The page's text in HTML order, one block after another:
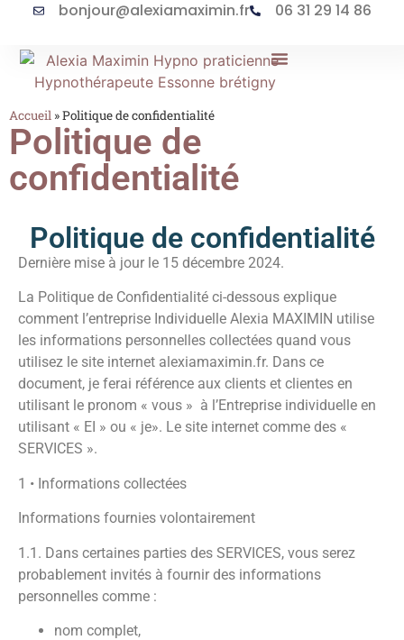
bonjour@alexiamaximin.fr 06 31 29 14 86
Accueil »Politique de confidentialité
Politique de
confidentialité
Politique de confidentialité
Dernière mise à jour le 15 décembre 2024.
La Politique de Confidentialité ci-dessous explique
comment l’entreprise Individuelle Alexia MAXIMIN utilise
les informations personnelles collectées quand vous
utilisez le site internet alexiamaximin.fr. Dans ce
document, je ferai référence aux clients et clientes en
utilisant le pronom « vous » à l’Entreprise individuelle en
utilisant « EI » ou « je». Le site internet comme des «
SERVICES ».
1 • Informations collectées
Informations fournies volontairement
1.1. Dans certaines parties des SERVICES, vous serez
probablement invités à fournir des informations
personnelles comme :
nom complet,